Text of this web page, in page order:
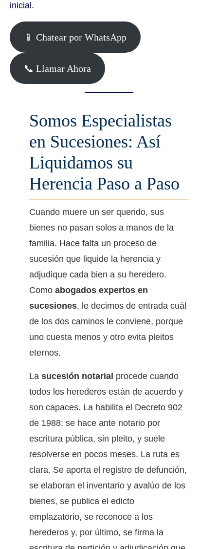
inicial.
📱 Chatear por WhatsApp
📞 Llamar Ahora
Somos Especialistas
en Sucesiones: Así
Liquidamos su
Herencia Paso a Paso
Cuando muere un ser querido, sus
bienes no pasan solos a manos de la
familia. Hace falta un proceso de
sucesión que liquide la herencia y
adjudique cada bien a su heredero.
Como abogados expertos en
sucesiones, le decimos de entrada cuál
de los dos caminos le conviene, porque
uno cuesta menos y otro evita pleitos
eternos.
La sucesión notarial procede cuando
todos los herederos están de acuerdo y
son capaces. La habilita el Decreto 902
de 1988: se hace ante notario por
escritura pública, sin pleito, y suele
resolverse en pocos meses. La ruta es
clara. Se aporta el registro de defunción,
se elaboran el inventario y avalúo de los
bienes, se publica el edicto
emplazatorio, se reconoce a los
herederos y, por último, se firma la